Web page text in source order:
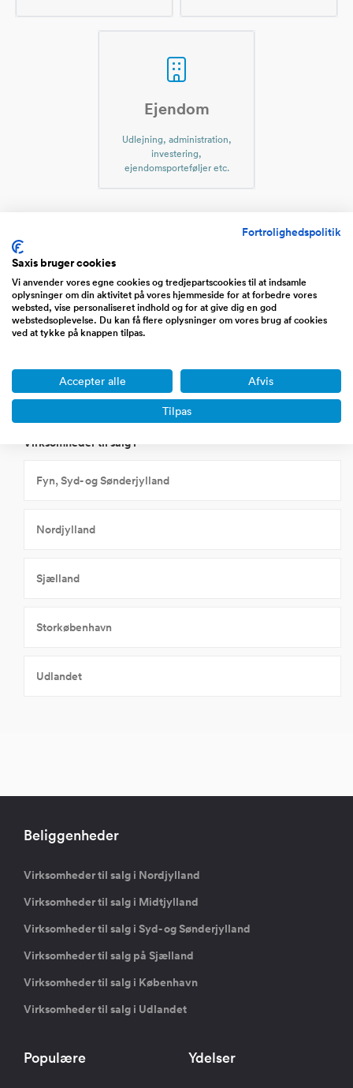
Ejendom
Udlejning, administration,
investering,
ejendomsporteføljer etc.
Forskning og udvikling
Medico
Øvrige biotek, medico og sundhed
Virksomheder til salg i
Fyn, Syd- og Sønderjylland
Nordjylland
Sjælland
Storkøbenhavn
Udlandet
Beliggenheder
Virksomheder til salg i Nordjylland
Virksomheder til salg i Midtjylland
Virksomheder til salg i Syd- og Sønderjylland
Virksomheder til salg på Sjælland
Virksomheder til salg i København
Virksomheder til salg i Udlandet
Populære Ydelser
Fortrolighedspolitik
Saxis bruger cookies
Vi anvender vores egne cookies og tredjepartscookies til at indsamle
oplysninger om din aktivitet på vores hjemmeside for at forbedre vores
websted, vise personaliseret indhold og for at give dig en god
webstedsoplevelse. Du kan få flere oplysninger om vores brug af cookies
ved at tykke på knappen tilpas.
Accepter alle Afvis
Tilpas